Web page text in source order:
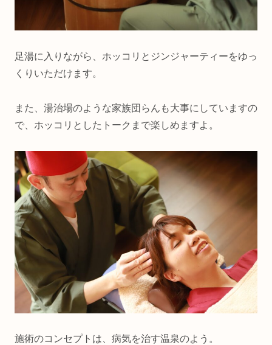
足湯に入りながら、ホッコリとジンジャーティーをゆっ
くりいただけます。
また、湯治場のような家族団らんも大事にしていますの
で、ホッコリとしたトークまで楽しめますよ。
施術のコンセプトは、病気を治す温泉のよう。